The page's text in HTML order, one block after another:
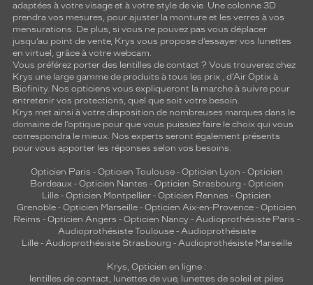
adaptées à votre visage et à votre style de vie. Une colonne 3D
prendra vos mesures, pour ajuster la monture et les verres à vos
mensurations. De plus, si vous ne pouvez pas vous déplacer
jusqu’au point de vente, Krys vous propose d’essayer vos lunettes
en virtuel, grâce à votre webcam.
Vous préférez porter des lentilles de contact ? Vous trouverez chez
Krys une large gamme de produits à tous les prix , d’Air Optix à
Biofinity. Nos opticiens vous expliqueront la marche à suivre pour
entretenir vos protections, quel que soit votre besoin.
Krys met ainsi à votre disposition de nombreuses marques dans le
domaine de l’optique pour que vous puissiez faire le choix qui vous
correspondra le mieux. Nos experts seront également présents
pour vous apporter les réponses selon vos besoins.
Opticien Paris - Opticien Toulouse- Opticien Lyon - Opticien
Bordeaux- Opticien Nantes - Opticien Strasbourg - Opticien
Lille - Opticien Montpellier - Opticien Rennes - Opticien
Grenoble - Opticien Marseille - Opticien Aix-en-Provence - Opticien
Reims - Opticien Angers - Opticien Nancy - Audioprothésiste Paris -
Audioprothésiste Toulouse- Audioprothésiste
Lille- Audioprothésiste Strasbourg - Audioprothésiste Marseille
Krys, Opticien en ligne :
lentilles de contact, lunettes de vue, lunettes de soleil et piles